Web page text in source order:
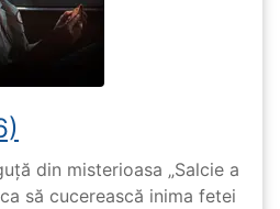
din misterioasa „Salcie a
să cucerească inima fetei